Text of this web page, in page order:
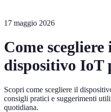
17 maggio 2026
Come
dispositivo IoT
Scopri come scegliere il
consigli pratici e suggerimenti
quotidiana.